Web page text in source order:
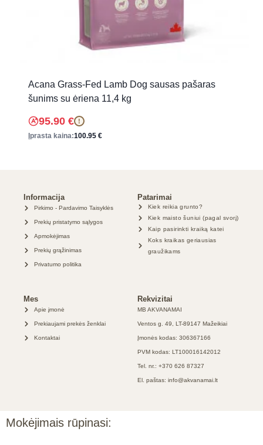
Acana Grass-Fed Lamb Dog sausas pašaras
šunims su ėriena 11,4 kg
95.90 € !
Įprasta kaina:100.95 €
Informacija
Pirkimo - Pardavimo Taisyklės
Prekių pristatymo sąlygos
Apmokėjimas
Prekių grąžinimas
Privatumo politika
Patarimai
Kiek reikia grunto?
Kiek maisto šuniui (pagal svorį)
Kaip pasirinkti kraiką katei
Koks kraikas geriausias
graužikams
Mes
Apie įmonė
Prekiaujami prekės ženklai
Kontaktai
Rekvizitai
MB AKVANAMAI
Ventos g. 49, LT-89147 Mažeikiai
Įmonės kodas: 306367166
PVM kodas: LT100016142012
Tel. nr.: +370 626 87327
El. paštas: info@akvanamai.lt
Mokėjimais rūpinasi: